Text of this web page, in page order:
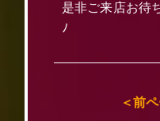
是非ご来店お待
ﾉ
＜前